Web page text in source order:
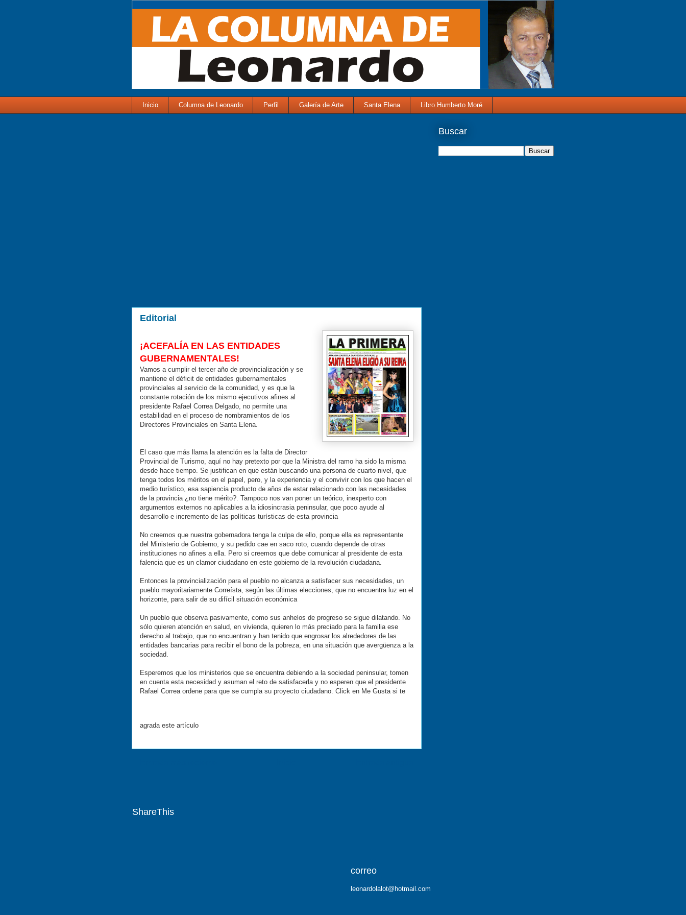
Inicio Columna de Leonardo Perfil Galería de Arte Santa Elena Libro Humberto Moré
Editorial
¡ACEFALÍA EN LAS ENTIDADES
GUBERNAMENTALES!
Vamos a cumplir el tercer año de provincialización y se
mantiene el déficit de entidades gubernamentales
provinciales al servicio de la comunidad, y es que la
constante rotación de los mismo ejecutivos afines al
presidente Rafael Correa Delgado, no permite una
estabilidad en el proceso de nombramientos de los
Directores Provinciales en Santa Elena.
El caso que más llama la atención es la falta de Director
Provincial de Turismo, aquí no hay pretexto por que la Ministra del ramo ha sido la misma
desde hace tiempo. Se justifican en que están buscando una persona de cuarto nivel, que
tenga todos los méritos en el papel, pero, y la experiencia y el convivir con los que hacen el
medio turístico, esa sapiencia producto de años de estar relacionado con las necesidades
de la provincia ¿no tiene mérito?. Tampoco nos van poner un teórico, inexperto con
argumentos externos no aplicables a la idiosincrasia peninsular, que poco ayude al
desarrollo e incremento de las políticas turísticas de esta provincia
No creemos que nuestra gobernadora tenga la culpa de ello, porque ella es representante
del Ministerio de Gobierno, y su pedido cae en saco roto, cuando depende de otras
instituciones no afines a ella. Pero si creemos que debe comunicar al presidente de esta
falencia que es un clamor ciudadano en este gobierno de la revolución ciudadana.
Entonces la provincialización para el pueblo no alcanza a satisfacer sus necesidades, un
pueblo mayoritariamente Correísta, según las últimas elecciones, que no encuentra luz en el
horizonte, para salir de su difícil situación económica
Un pueblo que observa pasivamente, como sus anhelos de progreso se sigue dilatando. No
sólo quieren atención en salud, en vivienda, quieren lo más preciado para la familia ese
derecho al trabajo, que no encuentran y han tenido que engrosar los alrededores de las
entidades bancarias para recibir el bono de la pobreza, en una situación que avergüenza a la
sociedad.
Esperemos que los ministerios que se encuentra debiendo a la sociedad peninsular, tomen
en cuenta esta necesidad y asuman el reto de satisfacerla y no esperen que el presidente
Rafael Correa ordene para que se cumpla su proyecto ciudadano. Click en Me Gusta si te
agrada este artículo
ShareThis
Buscar
correo
leonardolalot@hotmail.com